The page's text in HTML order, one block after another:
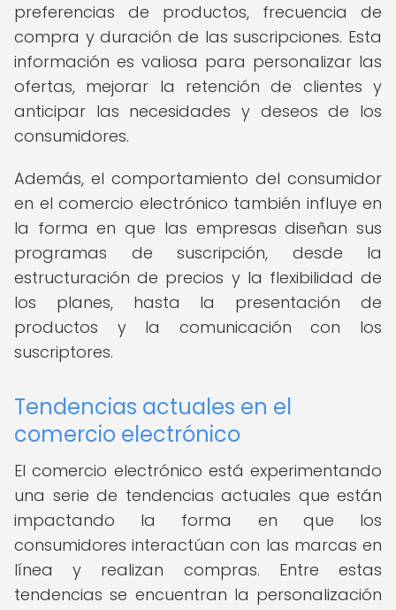
preferencias de productos, frecuencia de
compra y duración de las suscripciones. Esta
información es valiosa para personalizar las
ofertas, mejorar la retención de clientes y
anticipar las necesidades y deseos de los
consumidores.
Además, el comportamiento del consumidor
en el comercio electrónico también influye en
la forma en que las empresas diseñan sus
programas de suscripción, desde la
estructuración de precios y la flexibilidad de
los planes, hasta la presentación de
productos y la comunicación con los
suscriptores.
Tendencias actuales en el
comercio electrónico
El comercio electrónico está experimentando
una serie de tendencias actuales que están
impactando la forma en que los
consumidores interactúan con las marcas en
línea y realizan compras. Entre estas
tendencias se encuentran la personalización